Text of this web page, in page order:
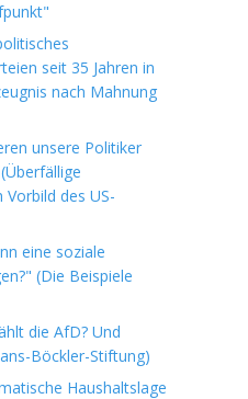
seit 35 Jahren in
nach Mahnung
unsere Politiker
des US-
eine soziale
(Die Beispiele
die AfD? Und
Böckler-Stiftung)
Haushaltslage